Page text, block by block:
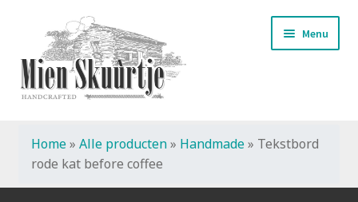
naar
navigatie
de
inhoud
Menu
Start
Handmade
Home» Alle producten» Handmade» Tekstbord
rode kat before coffee